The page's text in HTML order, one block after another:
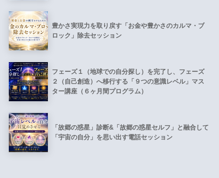
豊かさ実現力を取り戻す「お金や豊かさのカルマ・ブ
ロック」除去セッション
フェーズ１（地球での自分探し）を完了し、フェーズ
２（自己創造）へ移行する「９つの意識レベル」マス
ター講座（６ヶ月間プログラム）
「故郷の惑星」診断&「故郷の惑星セルフ」と融合して
「宇宙の自分」を思い出す電話セッション